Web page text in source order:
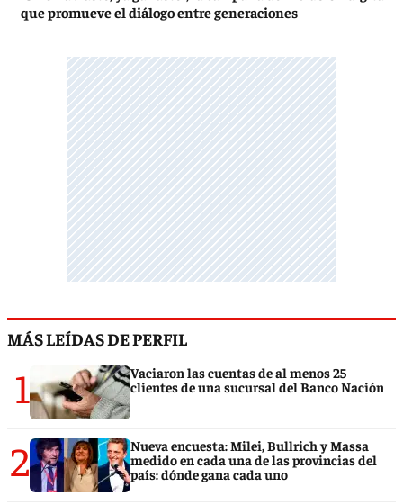
que promueve el diálogo entre generaciones
MÁS LEÍDAS DE PERFIL
1
Vaciaron las cuentas de al menos 25
clientes de una sucursal del Banco Nación
2
Nueva encuesta: Milei, Bullrich y Massa
medido en cada una de las provincias del
país: dónde gana cada uno